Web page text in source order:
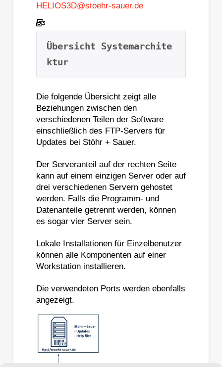
HELIOS3D@stoehr-sauer.de
Übersicht Systemarchite
ktur
Die folgende Übersicht zeigt alle
Beziehungen zwischen den
verschiedenen Teilen der Software
einschließlich des FTP-Servers für
Updates bei Stöhr + Sauer.
Der Serveranteil auf der rechten Seite
kann auf einem einzigen Server oder auf
drei verschiedenen Servern gehostet
werden. Falls die Programm- und
Datenanteile getrennt werden, können
es sogar vier Server sein.
Lokale Installationen für Einzelbenutzer
können alle Komponenten auf einer
Workstation installieren.
Die verwendeten Ports werden ebenfalls
angezeigt.